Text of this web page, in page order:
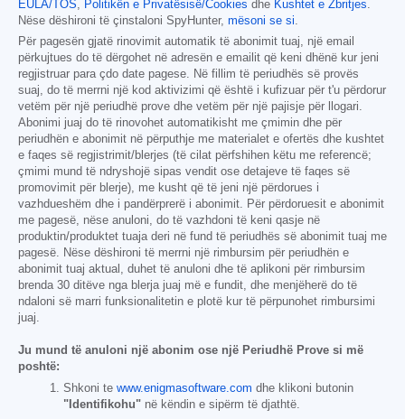
EULA/TOS
Politikën e Privatësisë/Cookies dhe Kushtet e Zbritjes
Nëse dëshironi të çinstaloni SpyHunter, mësoni se si
Për pagesën gjatë rinovimit automatik të abonimit tuaj, një email
përkujtues do të dërgohet në adresën e emailit që keni dhënë kur jeni
regjistruar para çdo date pagese. Në fillim të periudhës së provës
suaj, do të merrni një kod aktivizimi që është i kufizuar për t'u përdorur
vetëm për një periudhë prove dhe vetëm për një pajisje për llogari.
Abonimi juaj do të rinovohet automatikisht me çmimin dhe për
periudhën e abonimit në përputhje me materialet e ofertës dhe kushtet
e faqes së regjistrimit/blerjes (të cilat përfshihen këtu me referencë;
çmimi mund të ndryshojë sipas vendit ose detajeve të faqes së
promovimit për blerje), me kusht që të jeni një përdorues i
vazhdueshëm dhe i pandërprerë i abonimit. Për përdoruesit e abonimit
me pagesë, nëse anuloni, do të vazhdoni të keni qasje në
produktin/produktet tuaja deri në fund të periudhës së abonimit tuaj me
pagesë. Nëse dëshironi të merrni një rimbursim për periudhën e
abonimit tuaj aktual, duhet të anuloni dhe të aplikoni për rimbursim
brenda 30 ditëve nga blerja juaj më e fundit, dhe menjëherë do të
ndaloni së marri funksionalitetin e plotë kur të përpunohet rimbursimi
juaj.
Ju mund të anuloni një abonim ose një Periudhë Prove si më
poshtë:
Shkoni te www.enigmasoftware.com dhe klikoni butonin
"Identifikohu" në këndin e sipërm të djathtë.